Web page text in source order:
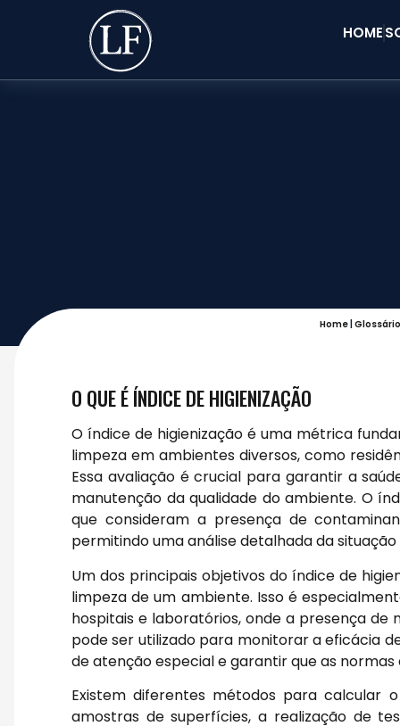
HOME
Home |
O QUE É ÍNDICE DE HIGIENIZAÇÃO
O índice de higienização é uma métrica
limpeza em ambientes diversos, como
Essa avaliação é crucial para garantir a
manutenção da qualidade do ambiente. O
que consideram a presença de
permitindo uma análise detalhada da
Um dos principais objetivos do índice de
limpeza de um ambiente. Isso é
hospitais e laboratórios, onde a presença de
pode ser utilizado para monitorar a eficácia
de atenção especial e garantir que as
Existem diferentes métodos para calcular
amostras de superfícies, a realização de